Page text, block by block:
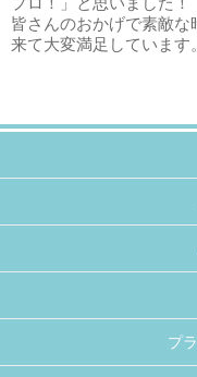
皆さんのおかげで素敵
来て大変満足しています。
プ